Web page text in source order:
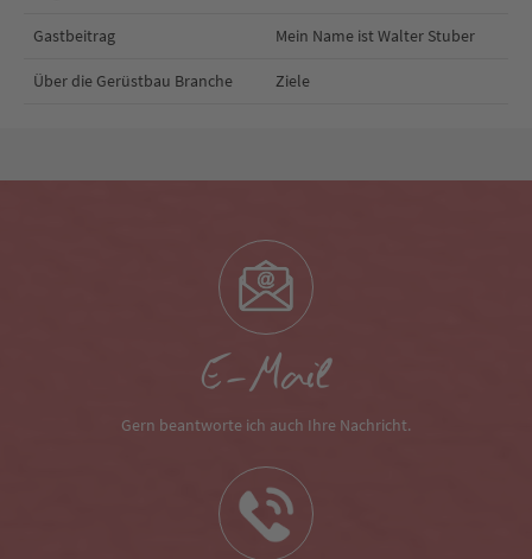
Gastbeitrag Mein Name ist Walter Stuber
Über die Gerüstbau Branche Ziele
E-Mail
Gern beantworte ich auch Ihre Nachricht.